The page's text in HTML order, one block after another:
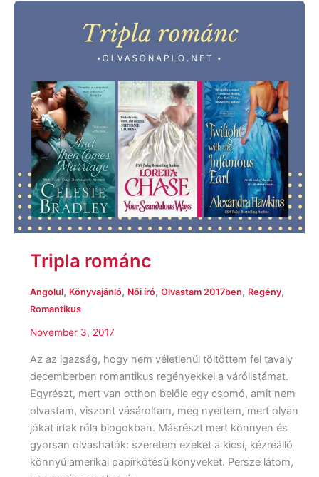
Tripla románc
Angolul, Könyvajánló, Női író, Olvastam 2017ben, Regény,
Romantikus
November 3, 2017
Az az igazság, hogy nem véletlenül töltöttem fel tavaly
decemberben romantikus regényekkel a várólistámat.
Egyrészt, mert van otthon belőle egy csomó, amit nem
olvastam, viszont vásároltam, meg nyertem, mert olyan
jókat írtak róla blogokban. Másrészt mert könnyen és
gyorsan olvashatók: szeretem ezeket a kicsi, kézreálló
könnyű amerikai papírkötésű könyveket. Persze látom,